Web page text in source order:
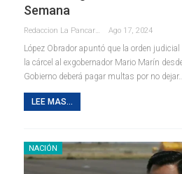
Semana
Redaccion La Pancarta De Quintana Roo Ago 17, 2024
López Obrador apuntó que la orden
la cárcel al exgobernador Mario Marín
Gobierno deberá pagar multas por no
LEE MAS...
NACIÓN